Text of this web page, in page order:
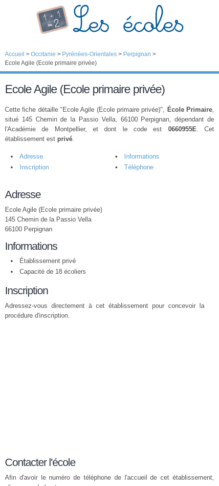
Accueil > Occitanie > Pyrénées-Orientales > Perpignan >
Ecole Agile (Ecole primaire privée)
Ecole Agile (Ecole primaire privée)
Cette fiche détaille "Ecole Agile (Ecole primaire privée)", École Primaire,
situé 145 Chemin de la Passio Vella, 66100 Perpignan, dépendant de
l'Académie de Montpellier, et dont le code est 0660955E. Cet
établissement est privé.
Adresse
Informations
Inscription
Téléphone
Adresse
Ecole Agile (Ecole primaire privée)
145 Chemin de la Passio Vella
66100 Perpignan
Informations
Établissement privé
Capacité de 18 écoliers
Inscription
Adressez-vous directement à cet établissement pour concevoir la
procédure d'inscription.
Contacter l'école
Afin d'avoir le numéro de téléphone de l'accueil de cet établissement,